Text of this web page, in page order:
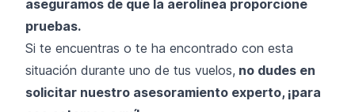
aseguramos de que la aerolínea proporcione
pruebas.
Si te encuentras o te ha encontrado con esta
situación durante uno de tus vuelos, no dudes en
solicitar nuestro asesoramiento experto, ¡para